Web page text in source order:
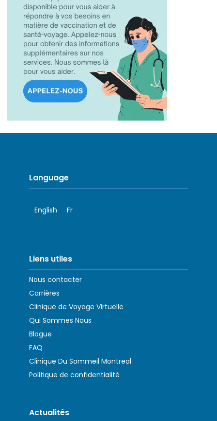
Language
English Fr
Liens utiles
Nous contacter
Carrières
Clinique de Voyage Virtuelle
Qui Sommes Nous
Blogue
FAQ
Clinique Du Sommeil Montreal
Politique de confidentialité
Actualités